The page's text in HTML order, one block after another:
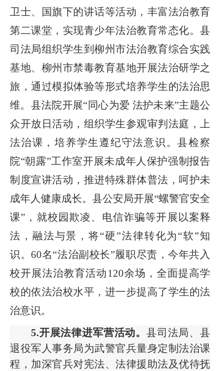
卫士、国旗下的讲话等活动，丰富法治教育
第二课堂，实现青少年法治教育常态化。县
司法局组织学生到柳州市法治教育综合实践
基地、柳州市禁毒教育基地开展法治研学之
旅，通过模拟体验等形式培养学生的法治思
维。县法院开展“同心为爱 法护未来”主题公
众开放日活动，组织学生参观审判法庭，上
法治课，培养学生遵纪守法意识。县检察
院“朝露”工作室开展未成年人保护强制报告
制度宣讲活动，推进特殊群体普法，呵护未
成年人健康成长。县公安局开展“螺警官安全
课”，就校园欺凌、电信诈骗等开展以案释
法，融法与景，将“硬”法律转化为“软”知
识。 60名“法治副校长”履职尽责，今年共入
校开展法治教育活动120余场，全面提高学
校的依法治校水平，进一步提高了学生的法
治意识。
5.开展法律进军营活动。 县司法局、县
退役军人事务局为武警官兵量身定制法治课
程，加深官兵对宪法、法律援助法及优待抚